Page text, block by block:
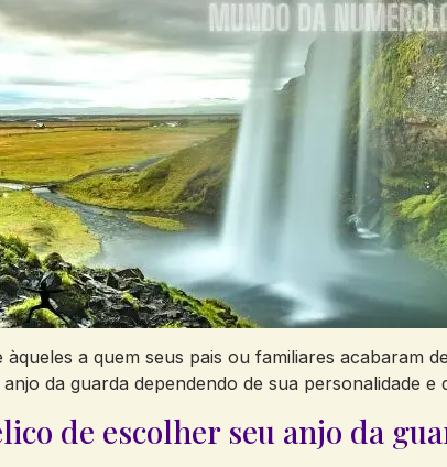
àqueles a quem seus pais ou familiares
da guarda dependendo de sua personalidade e
de escolher seu anjo da